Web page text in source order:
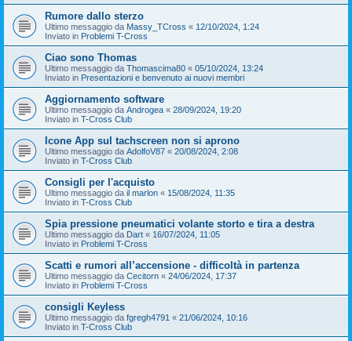
Rumore dallo sterzo
Ultimo messaggio da Massy_TCross « 12/10/2024, 1:24
Inviato in Problemi T-Cross
Ciao sono Thomas
Ultimo messaggio da Thomascima80 « 05/10/2024, 13:24
Inviato in Presentazioni e benvenuto ai nuovi membri
Aggiornamento software
Ultimo messaggio da Androgea « 28/09/2024, 19:20
Inviato in T-Cross Club
Icone App sul tachscreen non si aprono
Ultimo messaggio da AdolfoV87 « 20/08/2024, 2:08
Inviato in T-Cross Club
Consigli per l'acquisto
Ultimo messaggio da il marlon « 15/08/2024, 11:35
Inviato in T-Cross Club
Spia pressione pneumatici volante storto e tira a destra
Ultimo messaggio da Dart « 16/07/2024, 11:05
Inviato in Problemi T-Cross
Scatti e rumori all’accensione - difficoltà in partenza
Ultimo messaggio da Cecitorn « 24/06/2024, 17:37
Inviato in Problemi T-Cross
consigli Keyless
Ultimo messaggio da fgregh4791 « 21/06/2024, 10:16
Inviato in T-Cross Club